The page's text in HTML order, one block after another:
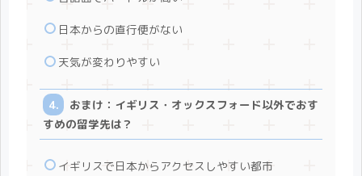
日本からの直行便がない
天気が変わりやすい
おまけ：イギリス・オックスフォード以外でおす
すめの留学先は？
イギリスで日本からアクセスしやすい都市